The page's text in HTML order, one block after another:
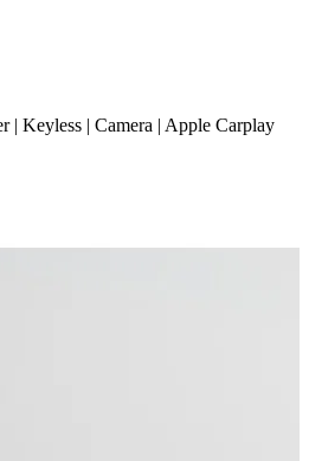
| Keyless | Camera | Apple Carplay